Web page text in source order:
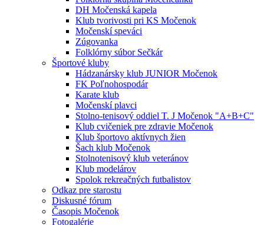
DH Močenská kapela
Klub tvorivosti pri KS Močenok
Močenskí speváci
Zúgovanka
Folklórny súbor Sečkár
Športové kluby
Hádzanársky klub JUNIOR Močenok
FK Poľnohospodár
Karate klub
Močenskí plavci
Stolno-tenisový oddiel T. J Močenok "A+B+C"
Klub cvičeniek pre zdravie Močenok
Klub športovo aktívnych žien
Šach klub Močenok
Stolnotenisový klub veteránov
Klub modelárov
Spolok rekreačných futbalistov
Odkaz pre starostu
Diskusné fórum
Časopis Močenok
Fotogalérie